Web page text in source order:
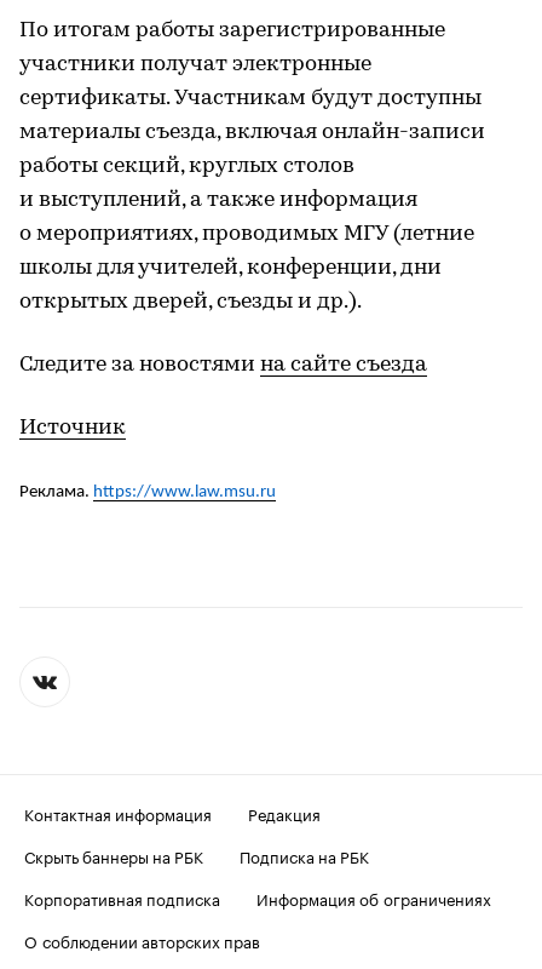
По итогам работы зарегистрированные
участники получат электронные
сертификаты. Участникам будут доступны
материалы съезда, включая онлайн-записи
работы секций, круглых столов
и выступлений, а также информация
о мероприятиях, проводимых МГУ (летние
школы для учителей, конференции, дни
открытых дверей, съезды и др.).
Следите за новостями на сайте съезда
Источник
Реклама. https://www.law.msu.ru
Контактная информация
Редакция
Скрыть баннеры на РБК
Подписка на РБК
Корпоративная подписка
Информация об ограничениях
О соблюдении авторских прав